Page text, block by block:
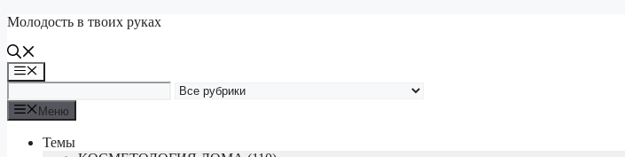
Перейти
содержимому
Молодость в твоих руках
Меню
Меню
Темы